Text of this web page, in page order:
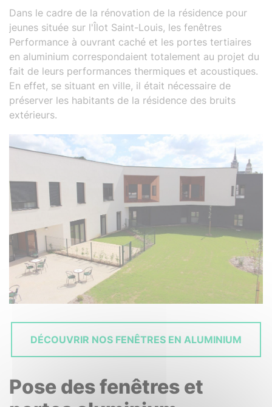
Dans le cadre de la rénovation de la résidence pour
jeunes située sur l'Îlot Saint-Louis, les fenêtres
Performance à ouvrant caché et les portes tertiaires
en aluminium correspondaient totalement au projet du
fait de leurs performances thermiques et acoustiques.
En effet, se situant en ville, il était nécessaire de
préserver les habitants de la résidence des bruits
extérieurs.
DÉCOUVRIR NOS FENÊTRES EN ALUMINIUM
Pose des fenêtres et